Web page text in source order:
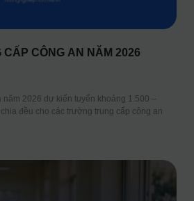
CÔNG AN NĂM 2026
2026 dự kiến tuyển khoảng 1.500 –
đều cho các trường trung cấp công an